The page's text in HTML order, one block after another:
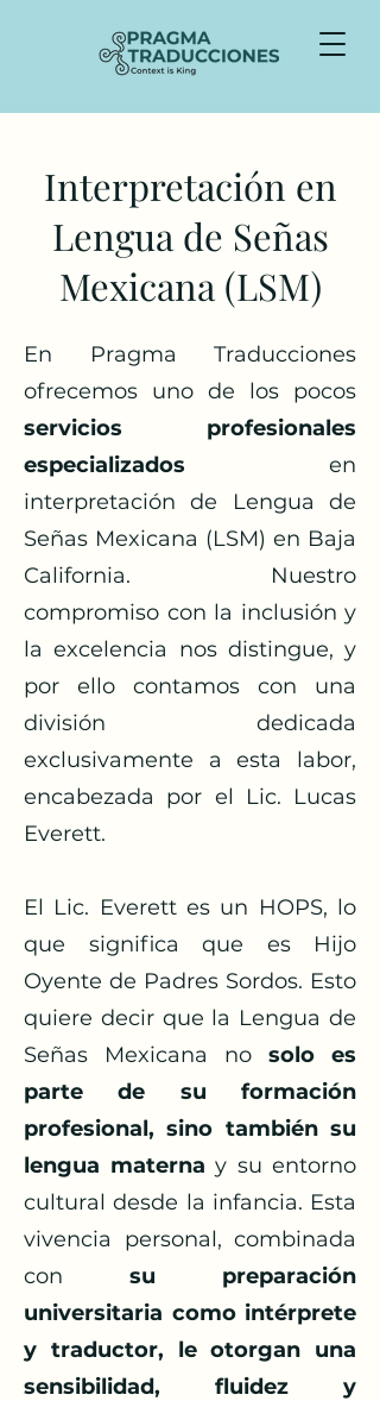
Interpretación en
Lengua de Señas
Mexicana (LSM)
En Pragma Traducciones
ofrecemos uno de los pocos
servicios profesionales
especializados en
interpretación de Lengua de
Señas Mexicana (LSM) en Baja
California. Nuestro
compromiso con la inclusión y
la excelencia nos distingue, y
por ello contamos con una
división dedicada
exclusivamente a esta labor,
encabezada por el Lic. Lucas
Everett.
El Lic. Everett es un HOPS, lo
que significa que es Hijo
Oyente de Padres Sordos. Esto
quiere decir que la Lengua de
Señas Mexicana no solo es
parte de su formación
profesional, sino también su
lengua materna y su entorno
cultural desde la infancia. Esta
vivencia personal, combinada
con su preparación
universitaria como intérprete
y traductor, le otorgan una
sensibilidad, fluidez y